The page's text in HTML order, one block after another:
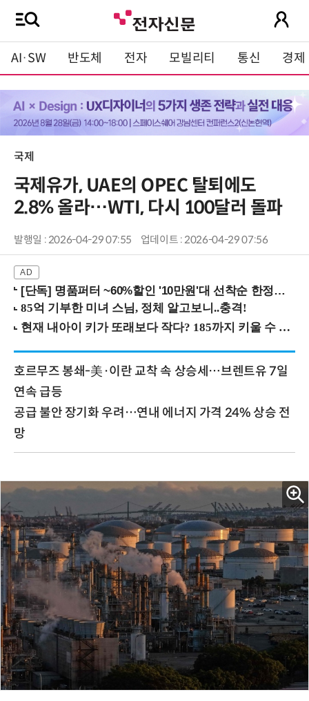
AI·SW 반도체 전자 모빌리티 통신 경제
국제
국제유가, UAE의 OPEC 탈퇴에도
2.8% 올라…WTI, 다시 100달러 돌파
발행일 : 2026-04-29 07:55 업데이트 : 2026-04-29 07:56
[단독] 명품퍼터 ~60%할인 '10만원'대 선착순 한정판매!
호르무즈 봉쇄-美·이란 교착 속 상승세…브렌트유 7일
연속 급등
공급 불안 장기화 우려…연내 에너지 가격 24% 상승 전
망